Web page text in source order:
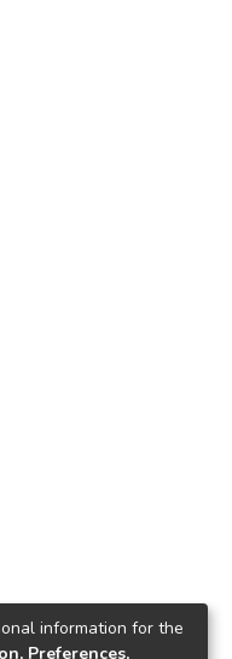
information for the
Preferences,